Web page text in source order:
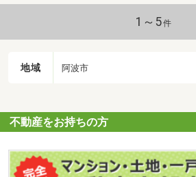
1～5件
地域 阿波市
不動産をお持ちの方